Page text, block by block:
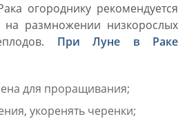
огороднику рекомендуется
на размножении низкорослых
При Луне в Раке
для проращивания;
укоренять черенки;